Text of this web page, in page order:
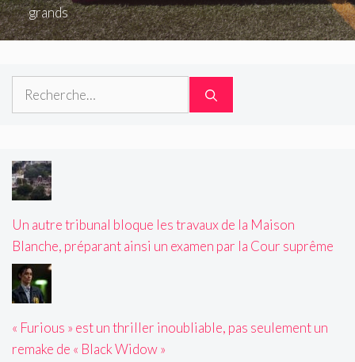
grands
Rechercher :
Un autre tribunal bloque les travaux de la Maison
Blanche, préparant ainsi un examen par la Cour suprême
« Furious » est un thriller inoubliable, pas seulement un
remake de « Black Widow »